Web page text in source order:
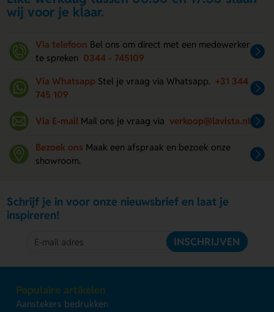
wij voor je klaar.
Via telefoon Bel ons om direct met een medewerker
te spreken 0344 - 745109
Via Whatsapp Stel je vraag via Whatsapp. +31 344
745 109
Via E-mail Mail ons je vraag via verkoop@lavista.nl
Bezoek ons Maak een afspraak en bezoek onze
showroom.
Schrijf je in voor onze nieuwsbrief en laat je
inspireren!
INSCHRIJVEN
Populaire artikelen
Aanstekers bedrukken